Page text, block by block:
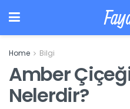
Home Bilgi
Amber
Nelerdir?